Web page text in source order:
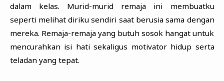
dalam kelas. Murid-murid remaja ini membuatku
seperti melihat diriku sendiri saat berusia sama dengan
mereka. Remaja-remaja yang butuh sosok hangat untuk
mencurahkan isi hati sekaligus motivator hidup serta
teladan yang tepat.